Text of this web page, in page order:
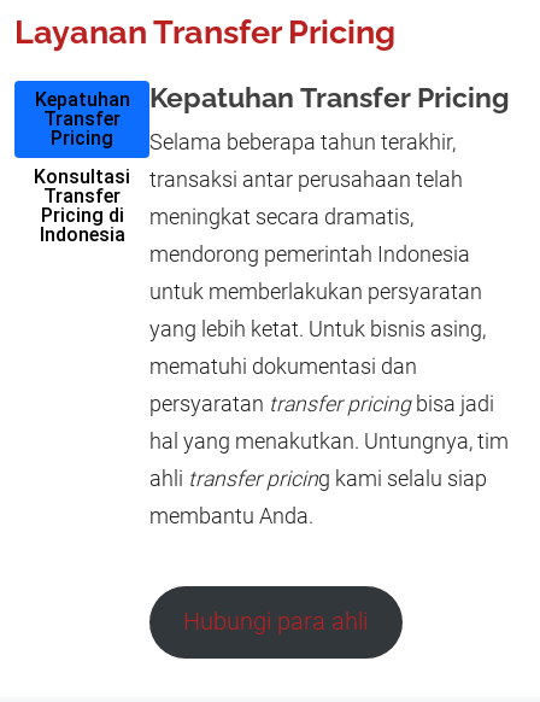
Layanan Transfer Pricing
Kepatuhan
Transfer
Pricing
Konsultasi
Transfer
Pricing di
Indonesia
Kepatuhan Transfer Pricing
Selama beberapa tahun terakhir,
transaksi antar perusahaan telah
meningkat secara dramatis,
mendorong pemerintah Indonesia
untuk memberlakukan persyaratan
yang lebih ketat. Untuk bisnis asing,
mematuhi dokumentasi dan
persyaratan transfer pricingbisa jadi
hal yang menakutkan. Untungnya, tim
ahli transfer pricing kami selalu siap
membantu Anda.
Hubungi para ahli